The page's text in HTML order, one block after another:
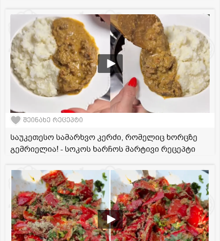
შეინახე რეცეპტი
საუკეთესო სამარხვო კერძი, რომელიც ხორცზე
გემრიელია! - სოკოს ხარჩოს მარტივი რეცეპტი